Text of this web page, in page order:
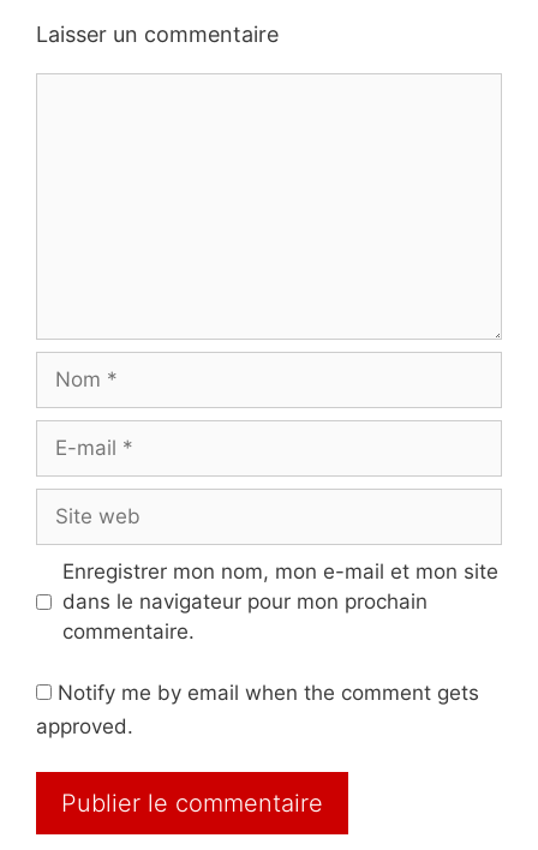
Laisser un commentaire
Nom
Site
web
Enregistrer mon nom, mon e-mail et mon site
dans le navigateur pour mon prochain
commentaire.
Notify me by email when the comment gets
approved.